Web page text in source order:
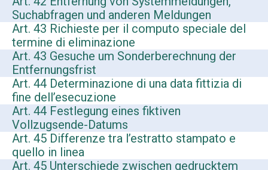
Suchabfragen und anderen Meldungen
Art. 43 Richieste per il computo speciale del
termine di eliminazione
Art. 43 Gesuche um Sonderberechnung der
Entfernungsfrist
Art. 44 Determinazione di una data fittizia di
fine dell’esecuzione
Art. 44 Festlegung eines fiktiven
Vollzugsende-Datums
Art. 45 Differenze tra l’estratto stampato e
quello in linea
Art. 45 Unterschiede zwischen gedrucktem